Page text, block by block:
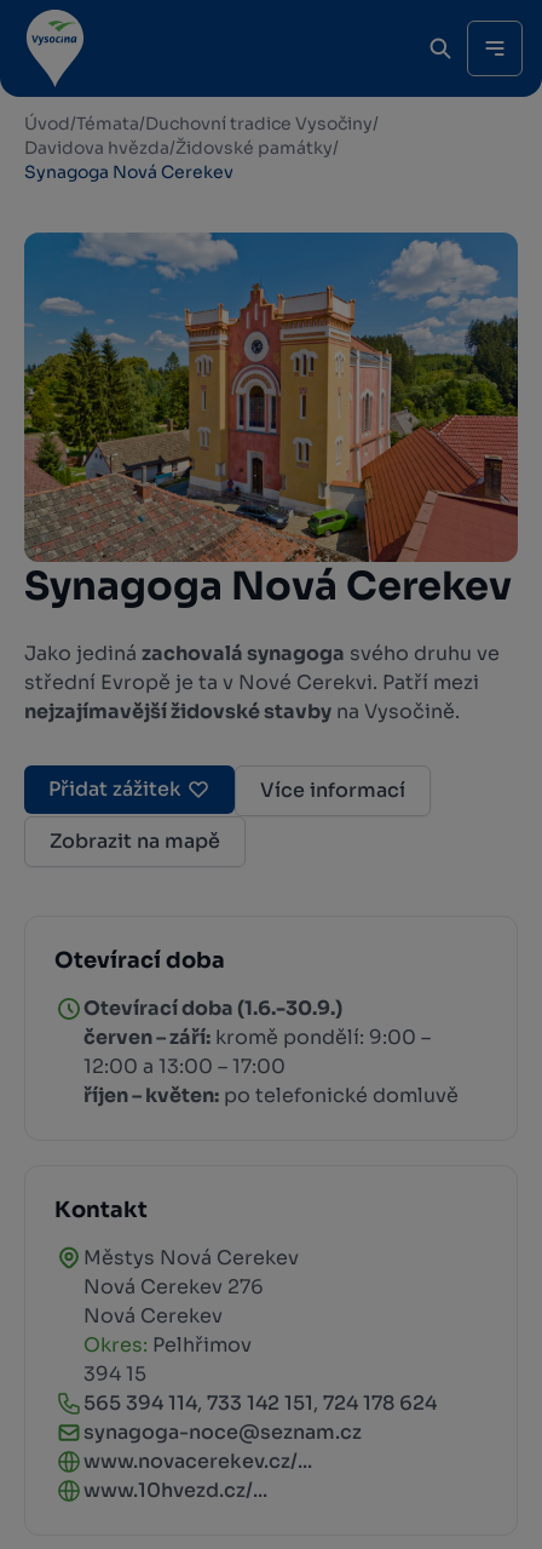
Úvod/Témata/Duchovní tradice Vysočiny/
Davidova hvězda/Židovské památky/
Synagoga Nová Cerekev
Synagoga Nová Cerekev
Jako jediná zachovalá synagoga svého druhu ve
střední Evropě je ta v Nové Cerekvi. Patří mezi
nejzajímavější židovské stavby na Vysočině.
Přidat zážitek
Více informací
Zobrazit na mapě
Otevírací doba
Otevírací doba (1.6.-30.9.)
červen – září: kromě pondělí: 9:00 –
12:00 a 13:00 – 17:00
říjen – květen: po telefonické domluvě
Kontakt
Městys Nová Cerekev
Nová Cerekev 276
Nová Cerekev
Okres: Pelhřimov
394 15
565 394 114, 733 142 151, 724 178 624
synagoga-noce@seznam.cz
www.novacerekev.cz/...
www.10hvezd.cz/...